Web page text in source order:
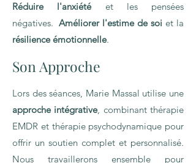
Réduire l'anxiétéet les pensées
négatives. Améliorer l'estime de soi et la
résilience émotionnelle.
Son Approche
Lors des séances, Marie Massal utilise une
approche intégrative, combinant thérapie
EMDR et thérapie psychodynamique pour
offrir un soutien complet et personnalisé.
Nous travaillerons ensemble pour